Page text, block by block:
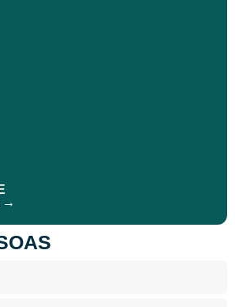
→